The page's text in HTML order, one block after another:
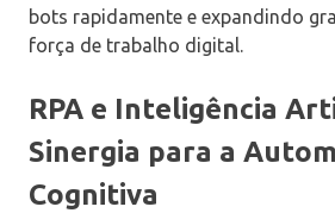
bots rapidamente e expandindo
força de trabalho digital.
RPA e Inteligência
Sinergia para a
Cognitiva